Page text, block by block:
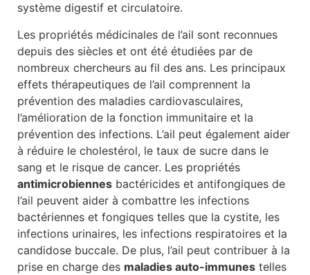
système digestif et circulatoire.
Les propriétés médicinales de l’ail sont reconnues
depuis des siècles et ont été étudiées par de
nombreux chercheurs au fil des ans. Les principaux
effets thérapeutiques de l’ail comprennent la
prévention des maladies cardiovasculaires,
l’amélioration de la fonction immunitaire et la
prévention des infections. L’ail peut également aider
à réduire le cholestérol, le taux de sucre dans le
sang et le risque de cancer. Les propriétés
antimicrobiennes bactéricides et antifongiques de
l’ail peuvent aider à combattre les infections
bactériennes et fongiques telles que la cystite, les
infections urinaires, les infections respiratoires et la
candidose buccale. De plus, l’ail peut contribuer à la
prise en charge des maladies auto-immunes telles